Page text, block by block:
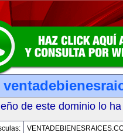
de este dominio lo